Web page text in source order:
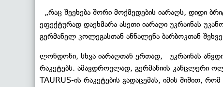
„რაც შეეხება შორი მოქმედების იარაღს, დიდი
ეფექტურად დაეხმარა ასეთი იარაღი უკრაინას
გერმანელ კოლეგასთან ანნალენა ბარბოკთან
ლონდონი, სხვა იარაღთან ერთად, უკრაინას
რაკეტებს. ამავდროულად, გერმანიის კანცლერი
TAURUS-ის რაკეტების გადაცემას, იმის შიშით,